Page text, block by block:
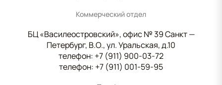
Коммерческий отдел
БЦ «Василеостровский», офис № 39 Санкт —
Петербург, В.О., ул. Уральская, д.10
телефон: +7 (911) 900-03-72
телефон: +7 (911) 001-59-95